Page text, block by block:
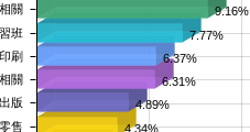
關
班
印刷
關
版
售
9.16%
7.77%
6.37%
6.31%
4.89%
4.34%